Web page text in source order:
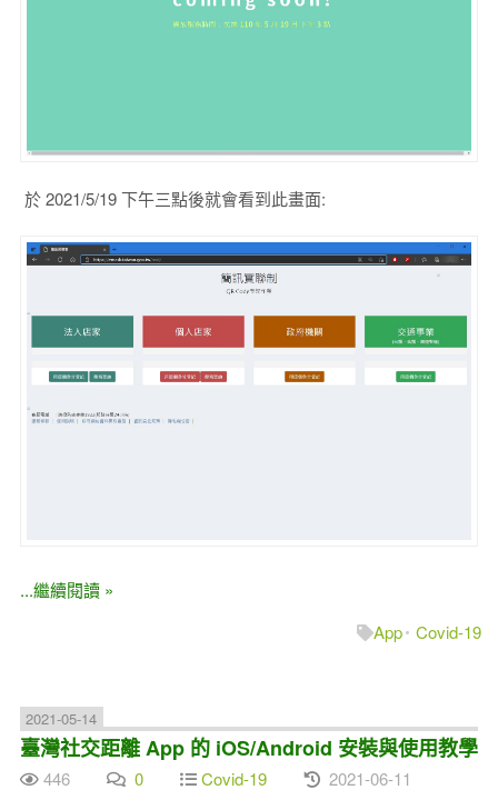
於 2021/5/19 下午三點後就會看到此畫面:
...繼續閱讀 »
App Covid-19
2021-05-14
臺灣社交距離 App 的 iOS/Android 安裝與使用教學
446 0 Covid-19 2021-06-11